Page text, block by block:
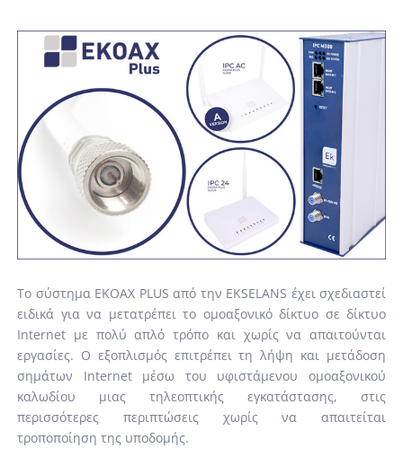
Το σύστημα EKOAX PLUS από την EKSELANS έχει σχεδιαστεί
ειδικά για να μετατρέπει το ομοαξονικό δίκτυο σε δίκτυο
Internet με πολύ απλό τρόπο και χωρίς να απαιτούνται
εργασίες. Ο εξοπλισμός επιτρέπει τη λήψη και μετάδοση
σημάτων Internet μέσω του υφιστάμενου ομοαξονικού
καλωδίου μιας τηλεοπτικής εγκατάστασης, στις
περισσότερες περιπτώσεις χωρίς να απαιτείται
τροποποίηση της υποδομής.